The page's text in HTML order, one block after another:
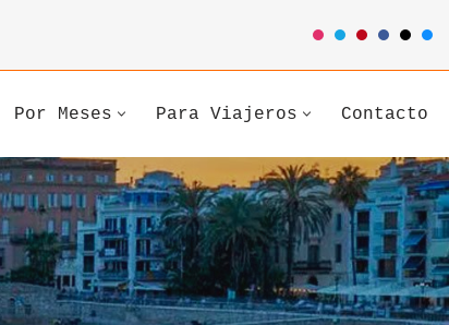
Por Meses Para Viajeros Contacto